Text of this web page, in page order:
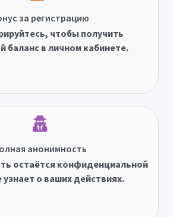
за регистрацию
чтобы получить
баланс в личном кабинете.
анонимность
остаётся конфиденциальной
узнает о ваших действиях.